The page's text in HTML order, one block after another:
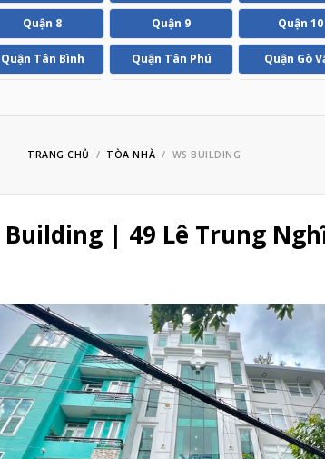
Quận 8 Quận 9 Quận 10
Quận Tân Bình Quận Tân Phú Quận Gò
TRANG CHỦ TÒA NHÀ WS BUILDING
Building | 49 Lê Trung